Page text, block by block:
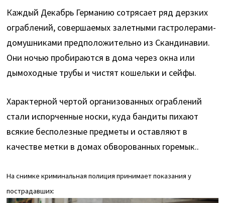
Каждый Декабрь Германию сотрясает ряд дерзких
ограблений, совершаемых залетными гастролерами-
домушниками предположительно из Скандинавии.
Они ночью пробираются в дома через окна или
дымоходные трубы и чистят кошельки и сейфы.
Характерной чертой организованных ограблений
стали испорченные носки, куда бандиты пихают
всякие бесполезные предметы и оставляют в
качестве метки в домах обворованных горемык..
На снимке криминальная полиция принимает показания у
пострадавших: